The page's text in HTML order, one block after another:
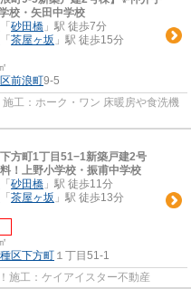
校・矢田中学校
「 砂田橋 」駅 徒歩7分
「 茶屋ヶ坂 」駅 徒歩15分
前浪町9-5
工：ホーク・ワン 床暖房や食洗機
下方町1丁目51−1新築戸建2号
！上野小学校・振甫中学校
「 砂田橋 」駅 徒歩11分
「 茶屋ヶ坂 」駅 徒歩13分
区下方町 １丁目51-1
施工：ケイアイスター不動産